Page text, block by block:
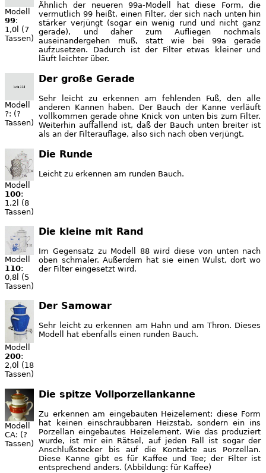
Modell
99:
1,0l (7
Tassen)
Ähnlich der neueren 99a-Modell hat diese Form, die
vermutlich 99 heißt, einen Filter, der sich nach unten hin
stärker verjüngt (sogar ein wenig rund und nicht ganz
gerade), und daher zum Aufliegen nochmals
auseinandergehen muß, statt wie bei 99a gerade
aufzusetzen. Dadurch ist der Filter etwas kleiner und
läuft leichter über.
Modell
?: (?
Tassen)
Der große Gerade
Sehr leicht zu erkennen am fehlenden Fuß, den alle
anderen Kannen haben. Der Bauch der Kanne verläuft
vollkommen gerade ohne Knick von unten bis zum Filter.
Weiterhin auffallend ist, daß der Bauch unten breiter ist
als an der Filterauflage, also sich nach oben verjüngt.
Modell
100:
1,2l (8
Tassen)
Die Runde
Leicht zu erkennen am runden Bauch.
Modell
110:
0,8l (5
Tassen)
Die kleine mit Rand
Im Gegensatz zu Modell 88 wird diese von unten nach
oben schmaler. Außerdem hat sie einen Wulst, dort wo
der Filter eingesetzt wird.
Modell
200:
2,0l (18
Tassen)
Der Samowar
Sehr leicht zu erkennen am Hahn und am Thron. Dieses
Modell hat ebenfalls einen runden Bauch.
Modell
CA: (?
Tassen)
Die spitze Vollporzellankanne
Zu erkennen am eingebauten Heizelement; diese Form
hat keinen einschraubbaren Heizstab, sondern ein ins
Porzellan eingebautes Heizelement. Wie das produziert
wurde, ist mir ein Rätsel, auf jeden Fall ist sogar der
Anschlußstecker bis auf die Kontakte aus Porzellan.
Diese Kanne gibt es für Kaffee und Tee; der Filter ist
entsprechend anders. (Abbildung: für Kaffee)